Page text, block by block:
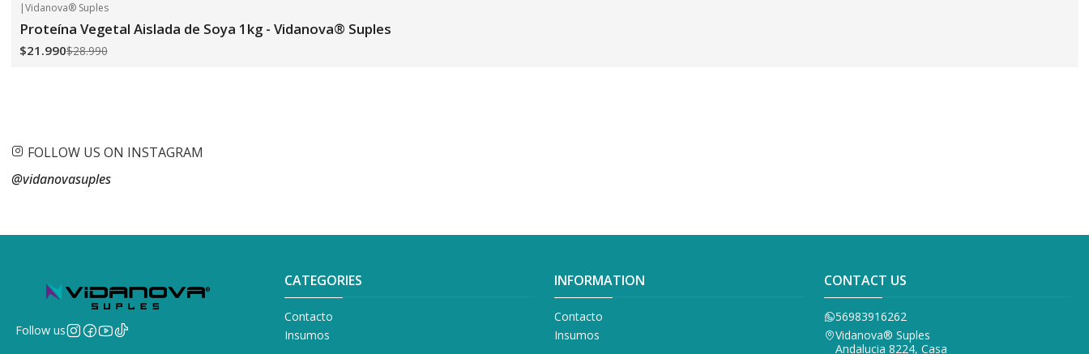
-24% OFF
|Vidanova® Suples
Proteína Vegetal Aislada de Soya 1kg - Vidanova® Suples
$21.990$28.990
FOLLOW US ON INSTAGRAM
@vidanovasuples
Follow us
CATEGORIES
Contacto
Insumos
INFORMATION
Contacto
Insumos
CONTACT US
56983916262
Vidanova® Suples
Andalucia 8224, Casa